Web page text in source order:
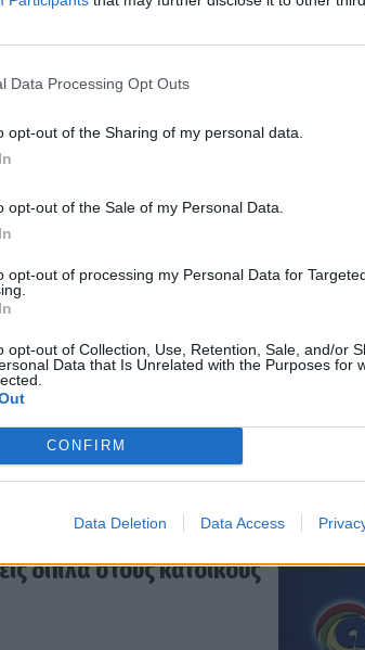
Data Processing Opt Outs
opt-out of the Sharing of my personal data.
opt-out of the Sale of my Personal Data.
opt-out of processing my Personal Data for
opt-out of Collection, Use, Retention, Sale, and/or
Data that Is Unrelated with the Purposes for
CONFIRM
Data Deletion Data Access
«κομματικού στρατού»
ελάτων σε Μαίναλο
Γεωργία
δίπλα στους κατοίκους